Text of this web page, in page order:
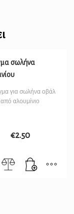
σωλήνα
για σωλήνα οβάλ
από αλουμίνιο
€2.50